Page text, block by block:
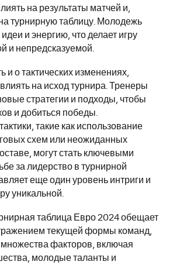
на результаты матчей и,
турнирную таблицу. Молодежь
и энергию, что делает игру
и непредсказуемой.
и о тактических изменениях,
на исход турнира. Тренеры
стратегии и подходы, чтобы
и добиться победы.
такие как использование
схем или неожиданных
могут стать ключевыми
за лидерство в турнирной
еще один уровень интриги и
уникальной.
таблица Евро 2024 обещает
текущей формы команд,
множества факторов, включая
молодые таланты и